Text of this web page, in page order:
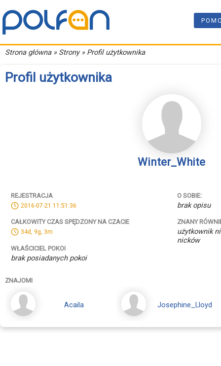
Strona główna» Strony » Profil użytkownika
Profil użytkownika
Winter_White
REJESTRACJA
2016-07-21 11:51:36
CAŁKOWITY CZAS SPĘDZONY NA CZACIE
34d, 9g, 3m
WŁAŚCICIEL POKOI
brak posiadanych pokoi
O SOBIE:
brak opisu
ZNANY
użytkownik
nicków
ZNAJOMI
Acaila Josephine_Lloyd